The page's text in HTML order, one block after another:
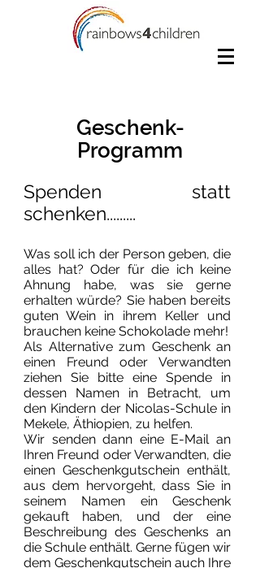
Geschenk-
Programm
Spenden statt
schenken.........
Was soll ich der Person geben, die
alles hat? Oder für die ich keine
Ahnung habe, was sie gerne
erhalten würde? Sie haben bereits
guten Wein in ihrem Keller und
brauchen keine Schokolade mehr!
Als Alternative zum Geschenk an
einen Freund oder Verwandten
ziehen Sie bitte eine Spende in
dessen Namen in Betracht, um
den Kindern der Nicolas-Schule in
Mekele, Äthiopien, zu helfen.
Wir senden dann eine E-Mail an
Ihren Freund oder Verwandten, die
einen Geschenkgutschein enthält,
aus dem hervorgeht, dass Sie in
seinem Namen ein Geschenk
gekauft haben, und der eine
Beschreibung des Geschenks an
die Schule enthält. Gerne fügen wir
dem Geschenkgutschein auch Ihre